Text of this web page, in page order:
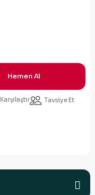
Hemen Al
Karşılaştır
Tavsiye Et